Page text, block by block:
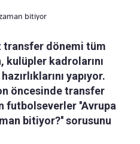
bitiyor
transfer dönemi tüm
kulüpler kadrolarını
yapıyor.
öncesinde transfer
futbolseverler ''Avrupa
bitiyor?'' sorusunu